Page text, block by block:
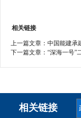
相关链接
上一篇文章： 中国能建承
下一篇文章： “深海一号”
相关链接